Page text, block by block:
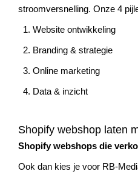
stroomversnelling. Onze 4
Website ontwikkeling
Branding & strategie
Online marketing
Data & inzicht
Shopify webshop laten
Shopify webshops die
Ook dan kies je voor RB-